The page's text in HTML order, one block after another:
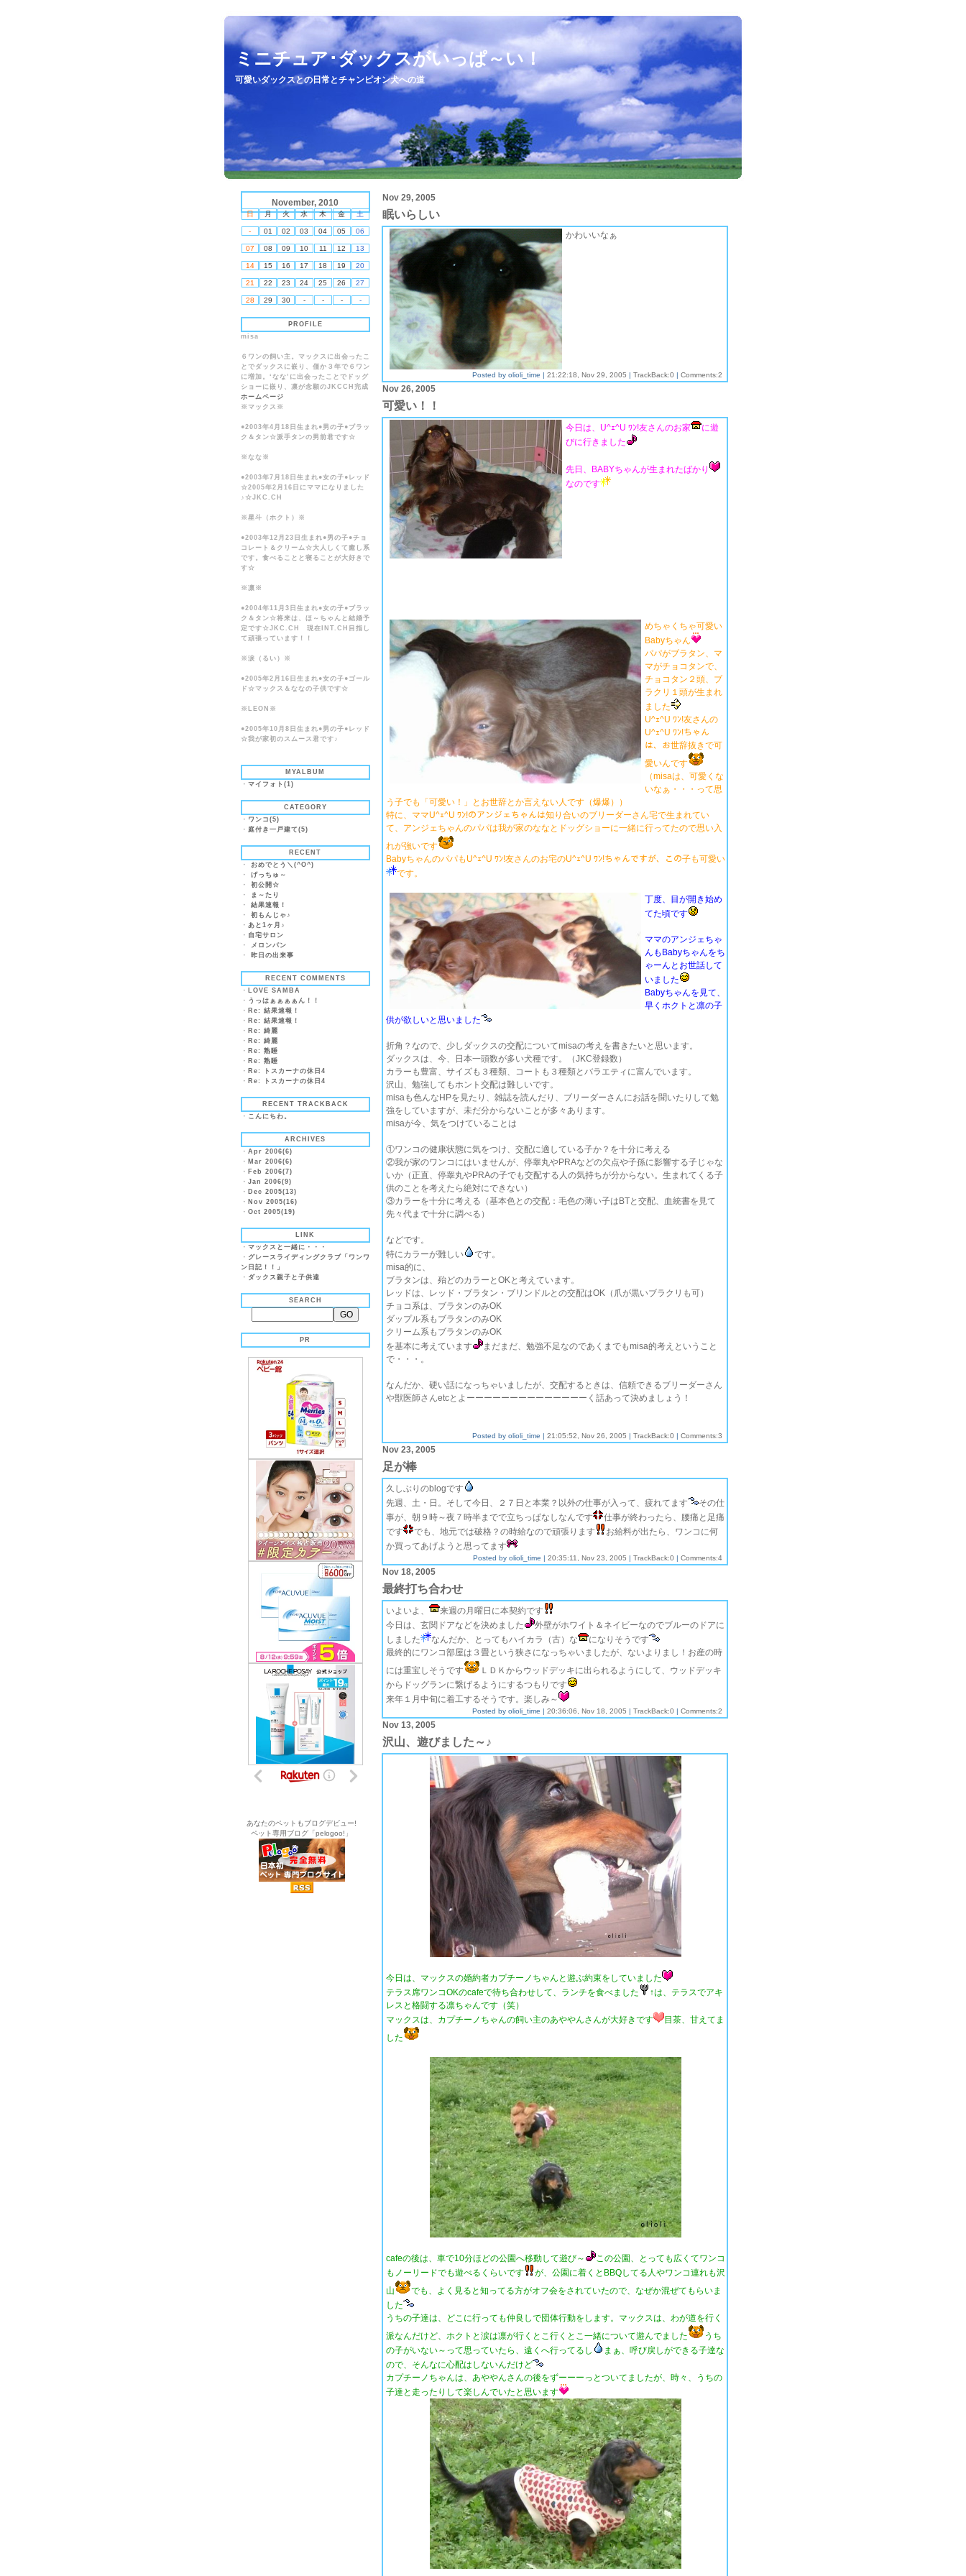
ミニチュア･ダックスがいっぱ～い！
可愛いダックスとの日常とチャンピオン犬への道
November, 2010
日 月 火 水 木 金 土
- 01 02 03 04 05 06
07 08 09 10 11 12 13
14 15 16 17 18 19 20
21 22 23 24 25 26 27
28 29 30 - - - -
PROFILE
misa
６ワンの飼い主。マックスに出会ったこ
とでダックスに嵌り、僅か３年で６ワン
に増加。‘なな’に出会ったことでドッグ
ショーに嵌り、凛が念願のJKCCH完成
ホームページ
※マックス※
●2003年4月18日生まれ●男の子●ブラッ
ク＆タン☆派手タンの男前君です☆
※なな※
●2003年7月18日生まれ●女の子●レッド
☆2005年2月16日にママになりました
♪☆JKC.CH
※星斗（ホクト）※
●2003年12月23日生まれ●男の子●チョ
コレート＆クリーム☆大人しくて癒し系
です。食べることと寝ることが大好きで
す☆
※凛※
●2004年11月3日生まれ●女の子●ブラッ
ク＆タン☆将来は、ほ～ちゃんと結婚予
定です☆JKC.CH 現在INT.CH目指し
て頑張っています！！
※涙（るい）※
●2005年2月16日生まれ●女の子●ゴール
ド☆マックス＆ななの子供です☆
※LEON※
●2005年10月8日生まれ●男の子●レッド
☆我が家初のスムース君です♪
MYALBUM
・ マイフォト(1)
CATEGORY
・ ワンコ(5)
・ 庭付き一戸建て(5)
RECENT
・
おめでとう＼(^O^)
・
げっちゅ～
・
初公開☆
・
ま～たり
・
結果速報！
・
初もんじゃ♪
・ あと1ヶ月♪
・ 自宅サロン
・
メロンパン
・
昨日の出来事
RECENT COMMENTS
・ LOVE SAMBA
・ うっはぁぁぁぁん！！
・ Re: 結果速報！
・ Re: 結果速報！
・ Re: 綺麗
・ Re: 綺麗
・ Re: 熟睡
・ Re: 熟睡
・ Re: トスカーナの休日4
・ Re: トスカーナの休日4
RECENT TRACKBACK
・ こんにちわ。
ARCHIVES
・ Apr 2006(6)
・ Mar 2006(6)
・ Feb 2006(7)
・ Jan 2006(9)
・ Dec 2005(13)
・ Nov 2005(16)
・ Oct 2005(19)
LINK
・ マックスと一緒に・・・
・ グレースライディングクラブ「ワンワ
ン日記！！」
・ ダックス親子と子供達
SEARCH
PR
あなたのペットもブログデビュー!
ペット専用ブログ「pelogoo!」
Nov 29, 2005
眠いらしい
かわいいなぁ
Posted by olioli_time | 21:22:18, Nov 29, 2005 | TrackBack:0 | Comments:2
Nov 26, 2005
可愛い！！
今日は、U^ｪ^U ﾜﾝ!友さんのお家
に遊
びに行きました
先日、BABYちゃんが生まれたばかり
なのです
めちゃくちゃ可愛い
Babyちゃん
パパがブラタン、マ
マがチョコタンで、
チョコタン２頭、ブ
ラクリ１頭が生まれ
ました
U^ｪ^U ﾜﾝ!友さんの
U^ｪ^U ﾜﾝ!ちゃん
は、お世辞抜きで可
愛いんです
（misaは、可愛くな
いなぁ・・・って思
う子でも「可愛い！」とお世辞とか言えない人です（爆爆））
特に、ママU^ｪ^U ﾜﾝ!のアンジェちゃんは知り合いのブリーダーさん宅で生まれてい
て、アンジェちゃんのパパは我が家のななとドッグショーに一緒に行ってたので思い入
れが強いです
BabyちゃんのパパもU^ｪ^U ﾜﾝ!友さんのお宅のU^ｪ^U ﾜﾝ!ちゃんですが、この子も可愛い
です。
丁度、目が開き始め
てた頃です
ママのアンジェちゃ
んもBabyちゃんをち
ゃーんとお世話して
いました
Babyちゃんを見て、
早くホクトと凛の子
供が欲しいと思いました
折角？なので、少しダックスの交配についてmisaの考えを書きたいと思います。
ダックスは、今、日本一頭数が多い犬種です。（JKC登録数）
カラーも豊富、サイズも３種類、コートも３種類とバラエティに富んでいます。
沢山、勉強してもホント交配は難しいです。
misaも色んなHPを見たり、雑誌を読んだり、ブリーダーさんにお話を聞いたりして勉
強をしていますが、未だ分からないことが多々あります。
misaが今、気をつけていることは
①ワンコの健康状態に気をつけ、交配に適している子か？を十分に考える
②我が家のワンコにはいませんが、停睾丸やPRAなどの欠点や子孫に影響する子じゃな
いか（正直、停睾丸やPRAの子でも交配する人の気持ちが分からない。生まれてくる子
供のことを考えたら絶対にできない）
③カラーを十分に考える（基本色との交配：毛色の薄い子はBTと交配、血統書を見て
先々代まで十分に調べる）
などです。
特にカラーが難しい
です。
misa的に、
ブラタンは、殆どのカラーとOKと考えています。
レッドは、レッド・ブラタン・ブリンドルとの交配はOK（爪が黒いブラクリも可）
チョコ系は、ブラタンのみOK
ダップル系もブラタンのみOK
クリーム系もブラタンのみOK
を基本に考えています
まだまだ、勉強不足なのであくまでもmisa的考えということ
で・・・。
なんだか、硬い話になっちゃいましたが、交配するときは、信頼できるブリーダーさん
や獣医師さんetcとよーーーーーーーーーーーーーーく話あって決めましょう！
Posted by olioli_time | 21:05:52, Nov 26, 2005 | TrackBack:0 | Comments:3
Nov 23, 2005
足が棒
久しぶりのblogです
先週、土・日。そして今日、２７日と本業？以外の仕事が入って、疲れてます
その仕
事が、朝９時～夜７時半までで立ちっぱなしなんです
仕事が終わったら、腰痛と足痛
です
でも、地元では破格？の時給なので頑張ります
お給料が出たら、ワンコに何
か買ってあげようと思ってます
Posted by olioli_time | 20:35:11, Nov 23, 2005 | TrackBack:0 | Comments:4
Nov 18, 2005
最終打ち合わせ
いよいよ、
来週の月曜日に本契約です
今日は、玄関ドアなどを決めました
外壁がホワイト＆ネイビーなのでブルーのドアに
しました
なんだか、とってもハイカラ（古）な
になりそうです
最終的にワンコ部屋は３畳という狭さになっちゃいましたが、ないよりまし！お産の時
には重宝しそうです
ＬＤＫからウッドデッキに出られるようにして、ウッドデッキ
からドッグランに繋げるようにするつもりです
来年１月中旬に着工するそうです。楽しみ～
Posted by olioli_time | 20:36:06, Nov 18, 2005 | TrackBack:0 | Comments:2
Nov 13, 2005
沢山、遊びました～♪
今日は、マックスの婚約者カプチーノちゃんと遊ぶ約束をしていました
テラス席ワンコOKのcafeで待ち合わせして、ランチを食べました
↑は、テラスでアキ
レスと格闘する凛ちゃんです（笑）
マックスは、カプチーノちゃんの飼い主のあややんさんが大好きです
目茶、甘えてま
した
cafeの後は、車で10分ほどの公園へ移動して遊び～
この公園、とっても広くてワンコ
もノーリードでも遊べるくらいです
が、公園に着くとBBQしてる人やワンコ連れも沢
山
でも、よく見ると知ってる方がオフ会をされていたので、なぜか混ぜてもらいま
した
うちの子達は、どこに行っても仲良しで団体行動をします。マックスは、わが道を行く
派なんだけど、ホクトと涙は凛が行くとこ行くとこ一緒について遊んでました
うち
の子がいない～って思っていたら、遠くへ行ってるし
まぁ、呼び戻しができる子達な
ので、そんなに心配はしないんだけど
カプチーノちゃんは、あややんさんの後をずーーーっとついてましたが、時々、うちの
子達と走ったりして楽しんでいたと思います